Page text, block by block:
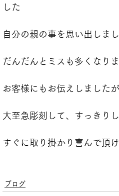
した
自分の親の事を思い出しま
だんだんとミスも多くなり
お客様にもお伝えしました
大至急彫刻して、すっきり
すぐに取り掛かり喜んで頂
ブログ